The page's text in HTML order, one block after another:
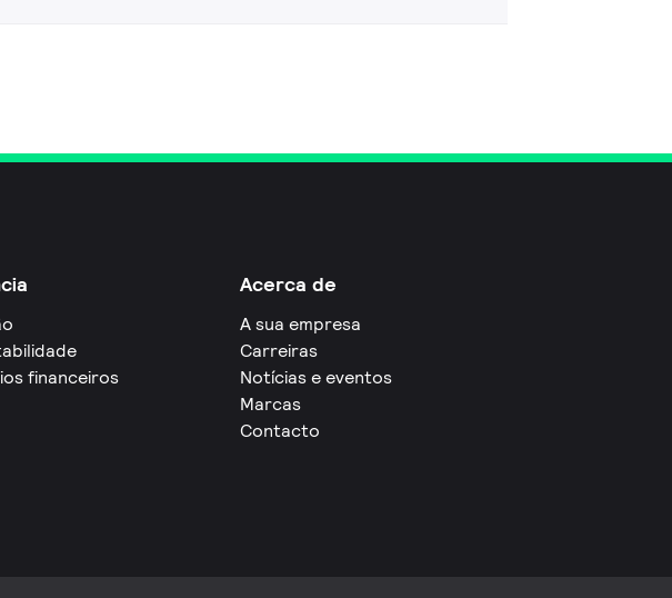
financeiros
Acerca de
A sua empresa
Carreiras
Notícias e eventos
Marcas
Contacto